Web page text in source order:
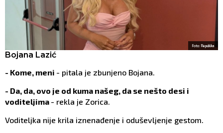
Foto: Republika
Bojana Lazić
- Kome, meni - pitala je zbunjeno Bojana.
- Da, da, ovo je od kuma našeg, da se nešto desi i
voditeljima - rekla je Zorica.
Voditeljka nije krila iznenađenje i oduševljenje gestom.